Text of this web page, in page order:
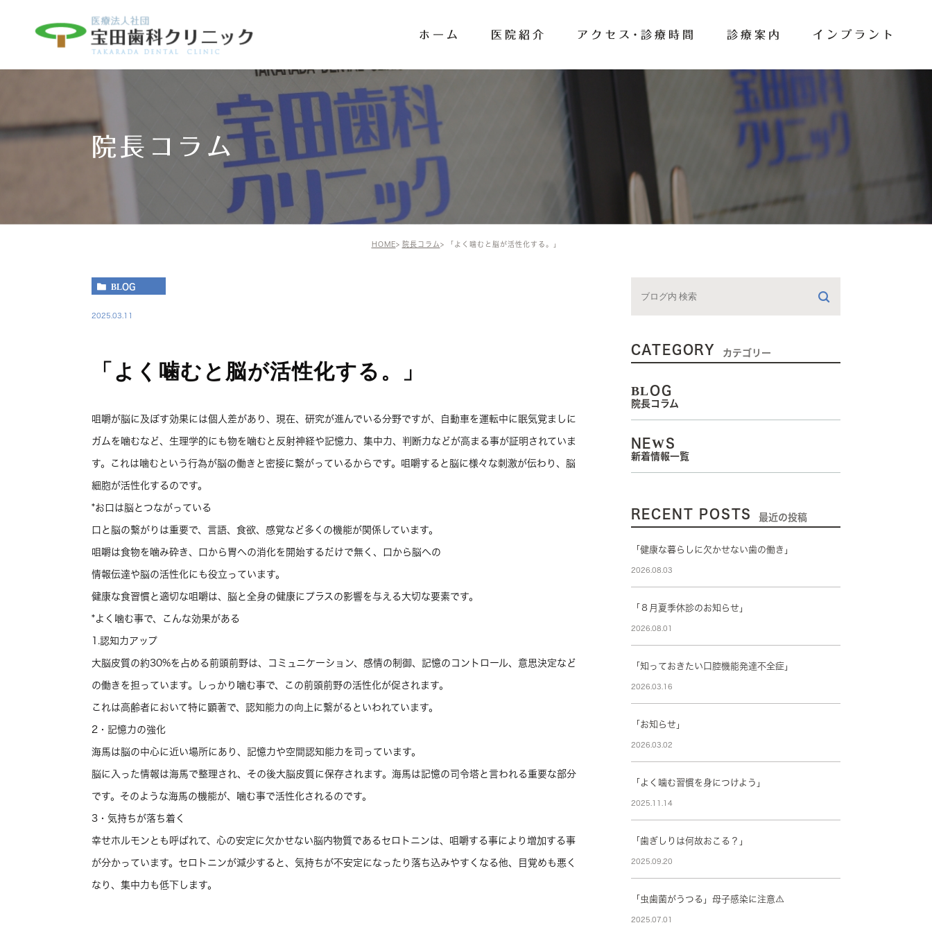
ホーム 医院紹介 アクセス･診療時間 診療案内 インプラント
院長コラム
HOME 院長コラム 「よく噛むと脳が活性化する。」
BLOG
2025.03.11
「よく噛むと脳が活性化する。」
咀嚼が脳に及ぼす効果には個人差があり、現在、研究が進んでいる分野ですが、自動車を運転中に眠気覚ましに
ガムを噛むなど、生理学的にも物を噛むと反射神経や記憶力、集中力、判断力などが高まる事が証明されていま
す。これは噛むという行為が脳の働きと密接に繋がっているからです。咀嚼すると脳に様々な刺激が伝わり、脳
細胞が活性化するのです。
*お口は脳とつながっている
口と脳の繋がりは重要で、言語、食欲、感覚など多くの機能が関係しています。
咀嚼は食物を噛み砕き、口から胃への消化を開始するだけで無く、口から脳への
情報伝達や脳の活性化にも役立っています。
健康な食習慣と適切な咀嚼は、脳と全身の健康にプラスの影響を与える大切な要素です。
*よく噛む事で、こんな効果がある
1.認知力アップ
大脳皮質の約30%を占める前頭前野は、コミュニケーション、感情の制御、記憶のコントロール、意思決定など
の働きを担っています。しっかり噛む事で、この前頭前野の活性化が促されます。
これは高齢者において特に顕著で、認知能力の向上に繋がるといわれています。
2・記憶力の強化
海馬は脳の中心に近い場所にあり、記憶力や空間認知能力を司っています。
脳に入った情報は海馬で整理され、その後大脳皮質に保存されます。海馬は記憶の司令塔と言われる重要な部分
です。そのような海馬の機能が、噛む事で活性化されるのです。
3・気持ちが落ち着く
幸せホルモンとも呼ばれて、心の安定に欠かせない脳内物質であるセロトニンは、咀嚼する事により増加する事
が分かっています。セロトニンが減少すると、気持ちが不安定になったり落ち込みやすくなる他、目覚めも悪く
なり、集中力も低下します。
CATEGORY カテゴリー
BLOG
院長コラム
NEWS
新着情報一覧
RECENT POSTS 最近の投稿
「健康な暮らしに欠かせない歯の働き」
2026.08.03
「８月夏季休診のお知らせ」
2026.08.01
「知っておきたい口腔機能発達不全症」
2026.03.16
「お知らせ」
2026.03.02
「よく噛む習慣を身につけよう」
2025.11.14
「歯ぎしりは何故おこる？」
2025.09.20
「虫歯菌がうつる」母子感染に注意⚠️
2025.07.01